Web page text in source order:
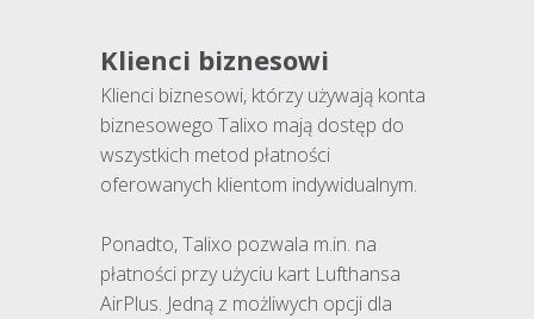
Klienci biznesowi
Klienci biznesowi, którzy używają konta
biznesowego Talixo mają dostęp do
wszystkich metod płatności
oferowanych klientom indywidualnym.
Ponadto, Talixo pozwala m.in. na
płatności przy użyciu kart Lufthansa
AirPlus. Jedną z możliwych opcji dla